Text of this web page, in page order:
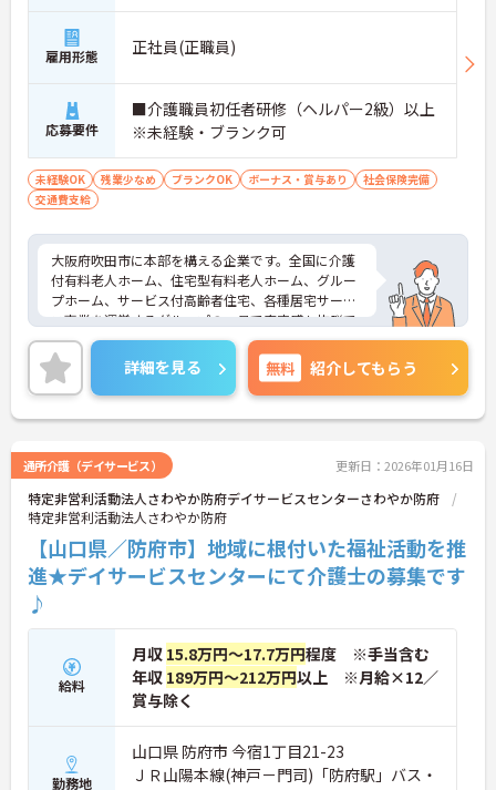
雇用形態 正社員(正職員)
応募要件
■介護職員初任者研修（ヘルパー2級）以上
※未経験・ブランク可
未経験OK 残業少なめ ブランクOK ボーナス・賞与あり
社会保険完備
交通費支給
大阪府吹田市に本部を構える企業です。全国に介護
付有料老人ホーム、住宅型有料老人ホーム、グルー
プホーム、サービス付高齢者住宅、各種居宅サービ
ス事業を運営するグループの一員で安定感も抜群で
す。福利厚生等の待遇面の良さも魅力です。ご興味
のある方には、面接対策ポイントなど、さらに詳細
をお話しいたしますのでお気軽にご相談ください！
詳細を見る 無料 紹介してもらう
通所介護（デイサービス） 更新日：2026年01月16日
特定非営利活動法人さわやか防府デイサービスセンターさわやか防府
特定非営利活動法人さわやか防府
【山口県／防府市】地域に根付いた福祉活動を推
進★デイサービスセンターにて介護士の募集です
♪
給料
月収 15.8万円～17.7万円程度 ※手当含む
年収 189万円～212万円以上 ※月給×12／
賞与除く
勤務地
山口県 防府市 今宿1丁目21-23
ＪＲ山陽本線(神戸－門司)「防府駅」バス・